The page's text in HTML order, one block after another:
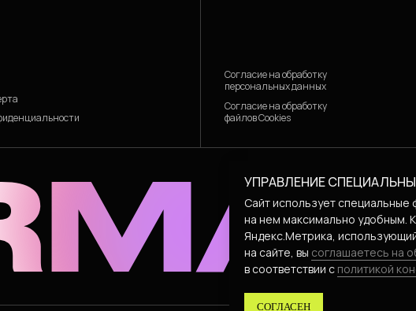
УПРАВЛЕНИЕ
Сайт использует
на нем максимально удобным.
Яндекс.Метрика,
на сайте, вы соглашаетесь на
в соответствии с политикой
СОГЛАСЕН
Согласие на обработку
файлов Cookies
Согласие на обработку
персональных данных